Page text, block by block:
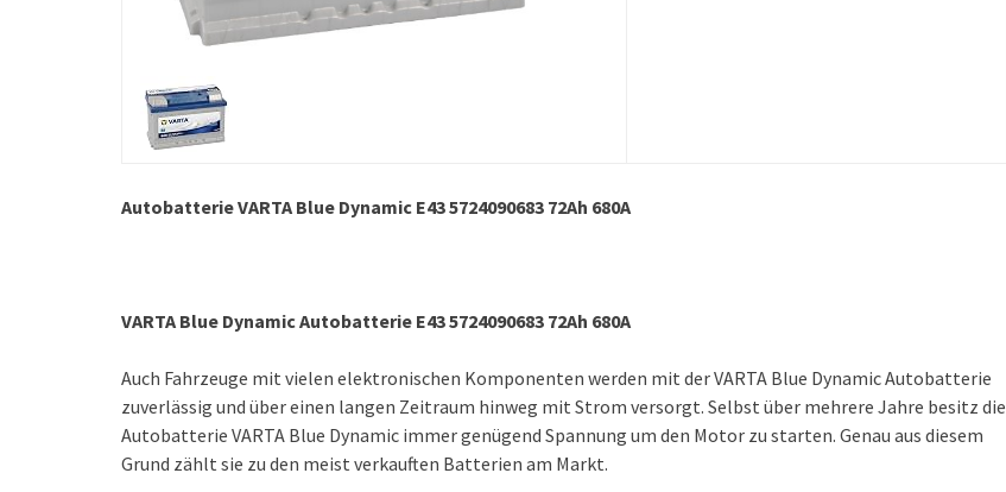
Autobatterie VARTA Blue Dynamic E43 5724090683 72Ah 680A
VARTA Blue Dynamic Autobatterie E43 5724090683 72Ah 680A
Auch Fahrzeuge mit vielen elektronischen Komponenten werden mit der VARTA Blue Dynamic Autobatterie
zuverlässig und über einen langen Zeitraum hinweg mit Strom versorgt. Selbst über mehrere Jahre besitz die
Autobatterie VARTA Blue Dynamic immer genügend Spannung um den Motor zu starten. Genau aus diesem
Grund zählt sie zu den meist verkauften Batterien am Markt.